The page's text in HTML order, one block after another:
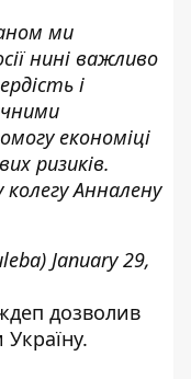
ми
нині важливо
і
економіці
ризиків.
Анналену
January 29,
дозволив